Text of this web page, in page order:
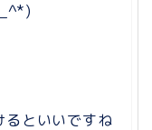
るといいですね